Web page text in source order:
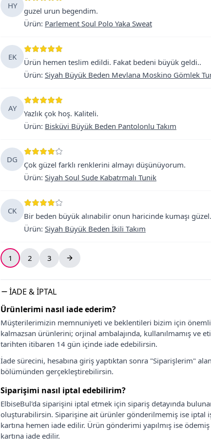
HY
guzel urun begendim.
Ürün: Parlement Soul Polo Yaka Sweat
EK
Ürün hemen teslim edildi. Fakat bedeni büyük geldi..
Ürün: Siyah Büyük Beden Mevlana Moskino Gömlek
AY
Yazlık çok hoş. Kaliteli.
Ürün: Bisküvi Büyük Beden Pantolonlu Takım
DG
Çok güzel farklı renklerini almayı düşünüyorum.
Ürün: Siyah Soul Sude Kabatrmalı Tunik
CK
Bir beden büyük alınabilir onun haricinde kumaşı güzel.
Ürün: Siyah Büyük Beden İkili Takım
1 2 3
İADE & İPTAL
Ürünlerimi nasıl iade ederim?
Müşterilerimizin memnuniyeti ve beklentileri bizim için
kalmazsan ürünlerini; orjinal ambalajında, kullanılmamış ve
tarihten itibaren 14 gün içinde iade edebilirsin.
İade sürecini, hesabına giriş yaptıktan sonra "Siparişlerim"
bölümünden gerçekleştirebilirsin.
Siparişimi nasıl iptal edebilirim?
ElbiseBul'da siparişini iptal etmek için sipariş detayında
oluşturabilirsin. Siparişine ait ürünler gönderilmemiş ise iptal
kartına hemen iade edilir. Ürün gönderimi yapılmış ise
kartına iade edilir.